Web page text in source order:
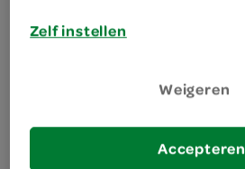
voor een frisse adem
Zelf instellen
Weigeren
Accepteren